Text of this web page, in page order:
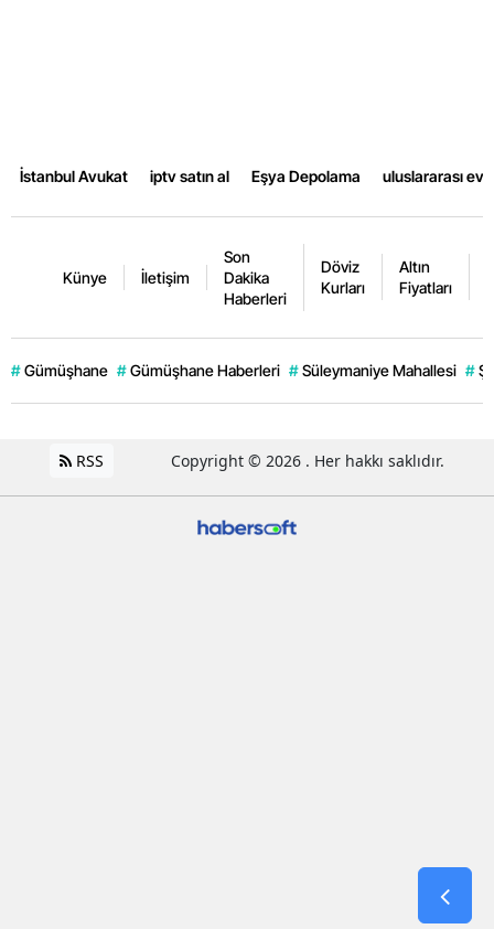
İstanbul Avukat iptv satın al Eşya Depolama uluslararası
Künye İletişim
Son
Dakika
Haberleri
Döviz
Kurları
Altın
Fiyatları
# Gümüşhane # Gümüşhane Haberleri # Süleymaniye Mahallesi #
RSS Copyright © 2026 . Her hakkı saklıdır.